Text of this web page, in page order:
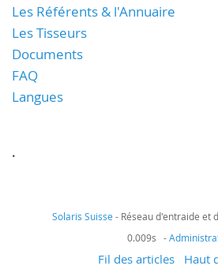
Les Référents & l'Annuaire
Les Tisseurs
Documents
FAQ
Langues
.
Solaris Suisse - Réseau d'entraide et
0.009s -
Fil des articles Haut